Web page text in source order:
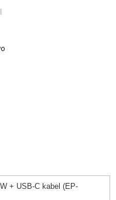
+ USB-C kabel (EP-